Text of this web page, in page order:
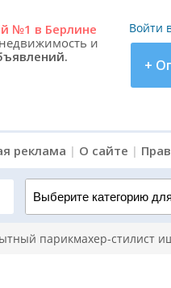
№1 в Берлине
и
Войти
+
реклама | О сайте |
Выберите категорию для
парикмахер-стилист